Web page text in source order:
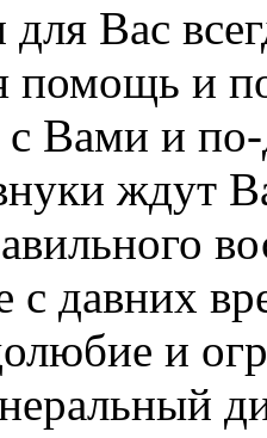
Вас
помощь и
с Вами и
ждут
с давних
и